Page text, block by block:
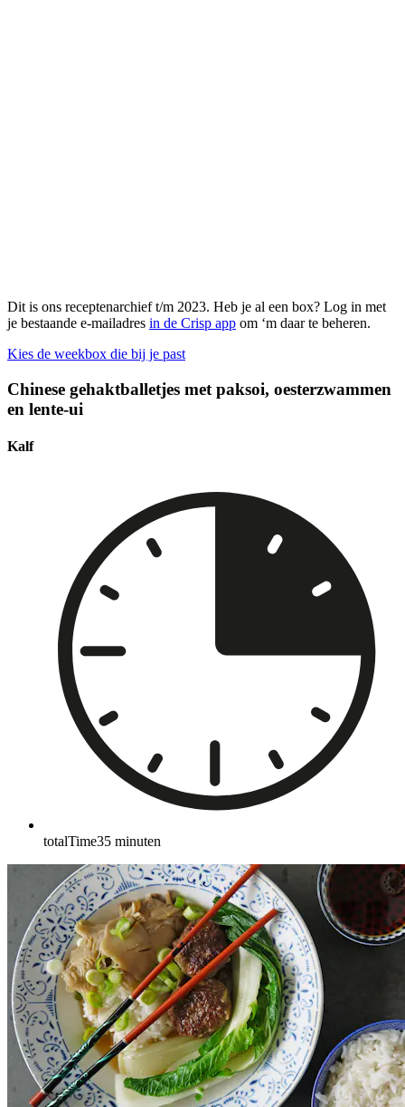
Dit is ons receptenarchief t/m 2023. Heb je al een box? Log in met
je bestaande e-mailadres in de Crisp app om ‘m daar te beheren.
Kies de weekbox die bij je past
Chinese gehaktballetjes met paksoi, oesterzwammen
en lente-ui
Kalf
totalTime35 minuten